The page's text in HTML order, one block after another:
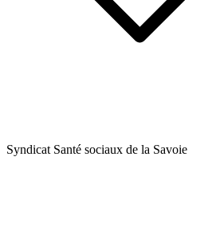
Syndicat Santé sociaux de la Savoie